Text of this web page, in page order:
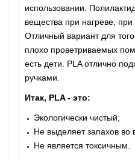
использовании.
вещества при нагреве, при
Отличный вариант для
плохо проветриваемых
есть дети. PLA отлично
ручками.
Итак, PLA - это:
Экологически чистый;
Не выделяет запахов во
Не является токсичным.